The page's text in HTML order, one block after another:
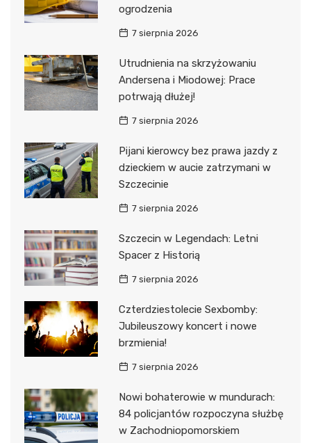
ogrodzenia
7 sierpnia 2026
Utrudnienia na skrzyżowaniu
Andersena i Miodowej: Prace
potrwają dłużej!
7 sierpnia 2026
Pijani kierowcy bez prawa jazdy z
dzieckiem w aucie zatrzymani w
Szczecinie
7 sierpnia 2026
Szczecin w Legendach: Letni
Spacer z Historią
7 sierpnia 2026
Czterdziestolecie Sexbomby:
Jubileuszowy koncert i nowe
brzmienia!
7 sierpnia 2026
Nowi bohaterowie w mundurach:
84 policjantów rozpoczyna służbę
w Zachodniopomorskiem